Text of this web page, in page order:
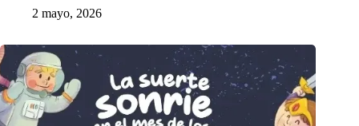
2 mayo, 2026